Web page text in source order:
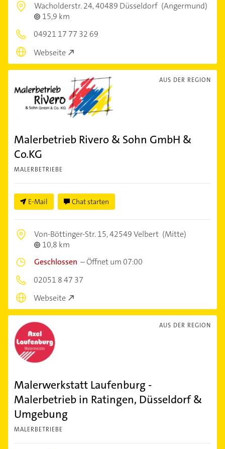
Wacholderstr. 24,40489 Düsseldorf (Angermund)
15,9 km
04921 17 77 32 69
Webseite
AUS DER REGION
Malerbetrieb Rivero & Sohn GmbH &
Co.KG
MALERBETRIEBE
E-Mail Chat starten
Von-Böttinger-Str. 15,42549 Velbert (Mitte)
10,8 km
Geschlossen –Öffnet um 07:00
02051 8 47 37
Webseite
AUS DER REGION
Malerwerkstatt Laufenburg -
Malerbetrieb in Ratingen, Düsseldorf &
Umgebung
MALERBETRIEBE